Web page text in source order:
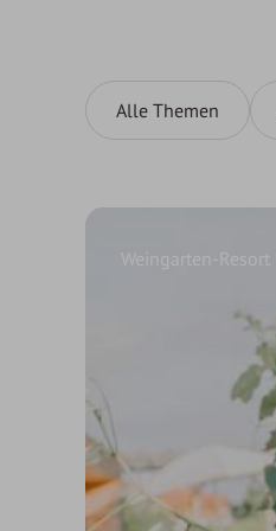
Alle Themen
Weingarten-